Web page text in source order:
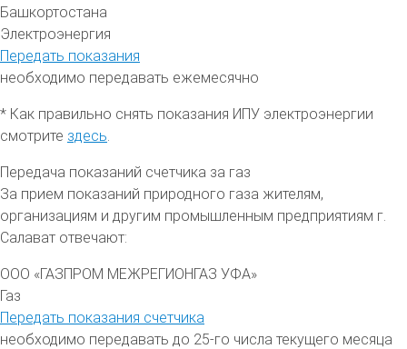
Башкортостана
Электроэнергия
Передать показания
необходимо передавать ежемесячно
* Как правильно снять показания ИПУ электроэнергии
смотрите здесь
Передача показаний счетчика за газ
За прием показаний природного газа жителям,
организациям и другим промышленным предприятиям г.
Салават отвечают:
ООО «ГАЗПРОМ МЕЖРЕГИОНГАЗ УФА»
Газ
Передать показания счетчика
необходимо передавать до 25-го числа текущего месяца